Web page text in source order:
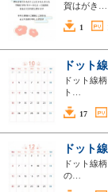
賀はがき…
1
ドット
ドット線
ト…
17
ドット
ドット線
の…